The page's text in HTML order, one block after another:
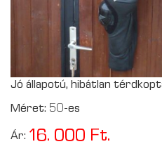
Jó állapotú, hibátlan
Méret: 50-es
Ár: 16. 000 Ft.